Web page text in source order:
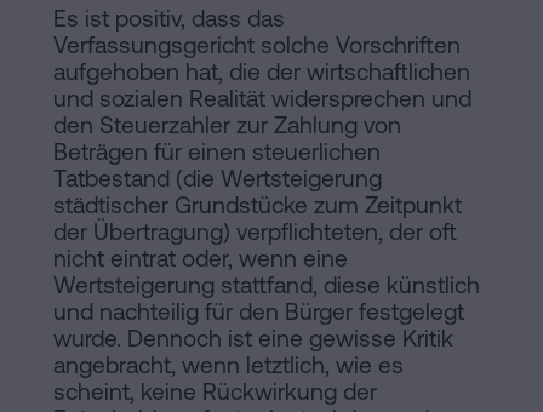
Es ist positiv, dass das
Verfassungsgericht solche Vorschriften
aufgehoben hat, die der wirtschaftlichen
und sozialen Realität widersprechen und
den Steuerzahler zur Zahlung von
Beträgen für einen steuerlichen
Tatbestand (die Wertsteigerung
städtischer Grundstücke zum Zeitpunkt
der Übertragung) verpflichteten, der oft
nicht eintrat oder, wenn eine
Wertsteigerung stattfand, diese künstlich
und nachteilig für den Bürger festgelegt
wurde. Dennoch ist eine gewisse Kritik
angebracht, wenn letztlich, wie es
scheint, keine Rückwirkung der